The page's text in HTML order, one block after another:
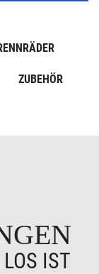
ZUBEHÖR
IST